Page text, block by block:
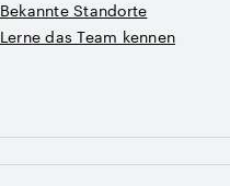
Bekannte Standorte
Lerne das Team kennen